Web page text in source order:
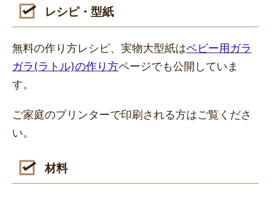
レシピ・型紙
無料の作り方レシピ、実物大型紙はベビー用ガラ
ガラ(ラトル)の作り方ページでも公開していま
す。
ご家庭のプリンターで印刷される方はご覧くださ
い。
材料